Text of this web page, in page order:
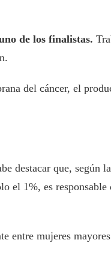
de los finalistas.
del cáncer, el
destacar que, según
el 1%, es
entre mujeres